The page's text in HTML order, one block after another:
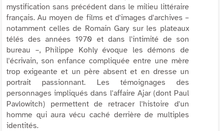
mystification sans précédent dans le milieu littéraire
français. Au moyen de films et d'images d'archives –
notamment celles de Romain Gary sur les plateaux
télés des années 1970 et dans l'intimité de son
bureau –, Philippe Kohly évoque les démons de
l'écrivain, son enfance compliquée entre une mère
trop exigeante et un père absent et en dresse un
portrait passionnant. Les témoignages des
personnages impliqués dans l'affaire Ajar (dont Paul
Pavlowitch) permettent de retracer l'histoire d'un
homme qui aura vécu caché derrière de multiples
identités.